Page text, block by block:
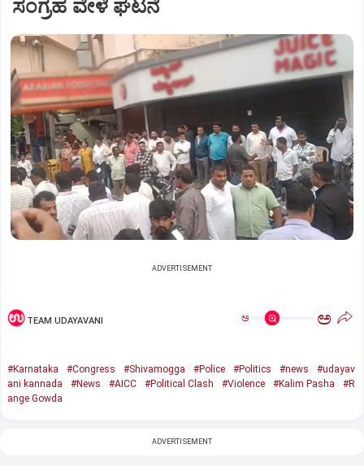
ಸಂಗ್ರಹ ವೇಳೆ ಘಟನೆ
ADVERTISEMENT
TEAM UDAYAVANI ಅ ಅ
#Karnataka #Congress #Shivamogga #Police #Politics #news
#udayav
ani kannada
#News #AICC #Political Clash #Violence #Kalim Pasha
#R
ange Gowda
ADVERTISEMENT